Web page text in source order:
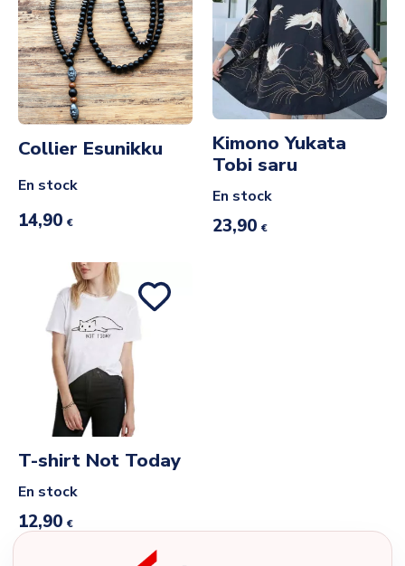
Collier Esunikku
En stock
14,90 €
Kimono Yukata
Tobi saru
En stock
23,90 €
T-shirt Not Today
En stock
12,90 €